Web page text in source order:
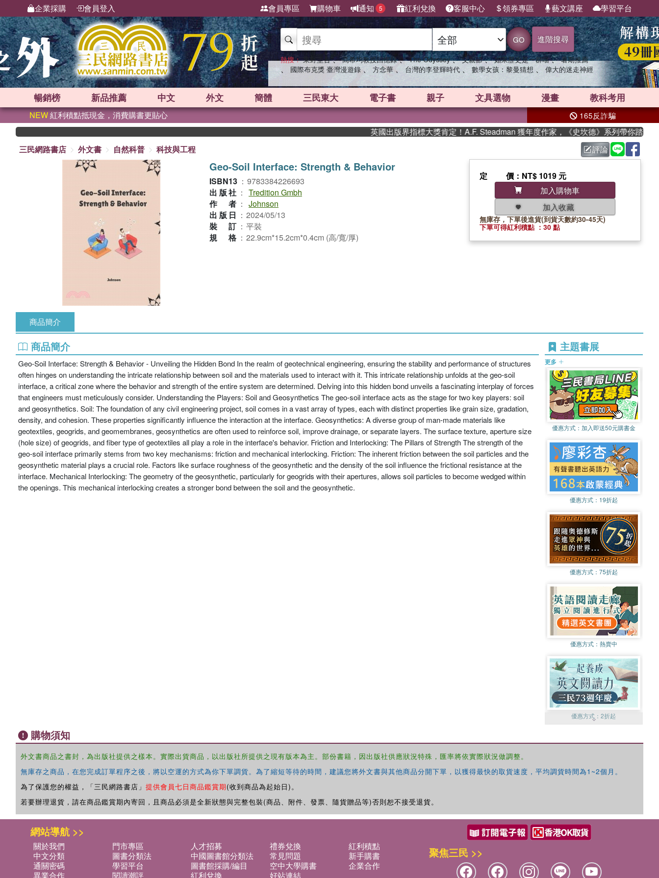
企業採購 會員登入 會員專區 購物車 通知 5 紅利兌換 客服中心 領券專區 藝文講座 學習平台
GO 進階搜尋
熱搜： 東野圭吾 、 高希均教授回憶錄 、 The Odyssey 、 父親節 、 如果歷史是一群喵 、 暑期推薦
、 國際布克獎 臺灣漫遊錄 、 方念華 、 台灣的李登輝時代 、 數學女孩：黎曼猜想 、 偉大的迷走神經
暢銷榜 新品推薦 中文 外文 簡體 三民東大 電子書 親子 文具選物 漫畫 教科考用
NEW紅利積點抵現金，消費購書更貼心 165反詐騙
英國出版界指標大獎肯定！A.F. Steadman 獲年度作家，《史坎德》系列帶你踏上熱血奇
三民網路書店
外文書 自然科普 科技與工程 評論
Geo-Soil Interface: Strength & Behavior
ISBN13 ： 9783384226693
出版社 ： Tredition Gmbh
作者 ： Johnson
出版日 ： 2024/05/13
裝訂 ： 平裝
規格 ： 22.9cm*15.2cm*0.4cm (高/寬/厚)
定價 ：NT$ 1019 元
加入購物車
加入收藏
無庫存，下單後進貨(到貨天數約30-45天)
下單可得紅利積點 ：30 點
商品簡介
商品簡介
Geo-Soil Interface: Strength & Behavior - Unveiling the Hidden Bond In the realm of geotechnical engineering, ensuring the stability and performance of structures
often hinges on understanding the intricate relationship between soil and the materials used to interact with it. This intricate relationship unfolds at the geo-soil
interface, a critical zone where the behavior and strength of the entire system are determined. Delving into this hidden bond unveils a fascinating interplay of forces
that engineers must meticulously consider. Understanding the Players: Soil and Geosynthetics The geo-soil interface acts as the stage for two key players: soil
and geosynthetics. Soil: The foundation of any civil engineering project, soil comes in a vast array of types, each with distinct properties like grain size, gradation,
density, and cohesion. These properties significantly influence the interaction at the interface. Geosynthetics: A diverse group of man-made materials like
geotextiles, geogrids, and geomembranes, geosynthetics are often used to reinforce soil, improve drainage, or separate layers. The surface texture, aperture size
(hole size) of geogrids, and fiber type of geotextiles all play a role in the interface's behavior. Friction and Interlocking: The Pillars of Strength The strength of the
geo-soil interface primarily stems from two key mechanisms: friction and mechanical interlocking. Friction: The inherent friction between the soil particles and the
geosynthetic material plays a crucial role. Factors like surface roughness of the geosynthetic and the density of the soil influence the frictional resistance at the
interface. Mechanical Interlocking: The geometry of the geosynthetic, particularly for geogrids with their apertures, allows soil particles to become wedged within
the openings. This mechanical interlocking creates a stronger bond between the soil and the geosynthetic.
主題書展
更多
優惠方式： 加入即送50元購書金
優惠方式： 19折起
優惠方式： 75折起
優惠方式： 熱賣中
優惠方式：2折起
購物須知
外文書商品之書封，為出版社提供之樣本。實際出貨商品，以出版社所提供之現有版本為主。部份書籍，因出版社供應狀況特殊，匯率將依實際狀況做調整。
無庫存之商品，在您完成訂單程序之後，將以空運的方式為你下單調貨。為了縮短等待的時間，建議您將外文書與其他商品分開下單，以獲得最快的取貨速度，平均調貨時間為1~2個月。
為了保護您的權益，「三民網路書店」 提供會員七日商品鑑賞期(收到商品為起始日)。
若要辦理退貨，請在商品鑑賞期內寄回，且商品必須是全新狀態與完整包裝(商品、附件、發票、隨貨贈品等)否則恕不接受退貨。
網站導航 >>
關於我們 門市專區 人才招募 禮券兌換
紅利積點
中文分類
圖書分類法 中國圖書館分類法 常見問題
新手購書
通關密碼
學習平台 圖書館採購/編目 空中大學購書
企業合作
異業合作
閱讀潮評 紅利兌換 好站連結
聚焦三民 >>